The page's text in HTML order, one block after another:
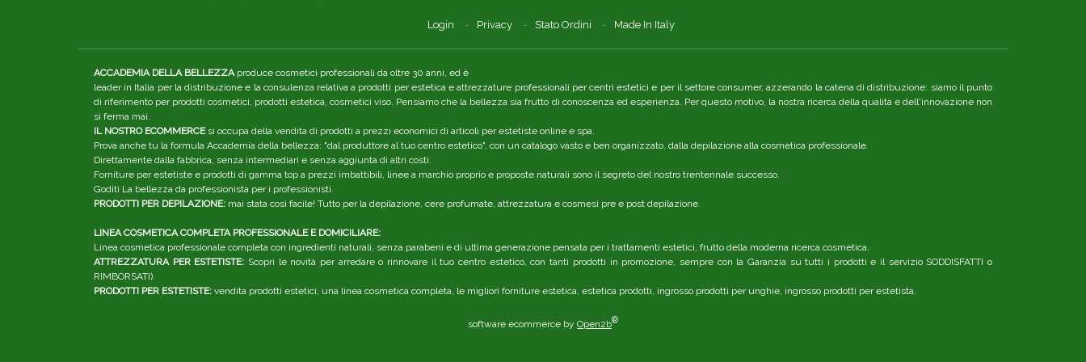
Login Privacy Stato Ordini Made In Italy
ACCADEMIA DELLA BELLEZZAproduce cosmetici professionali da oltre 30 anni, ed è
leader in Italia per la distribuzione e la consulenza relativa a prodotti per estetica e attrezzature professionali per centri estetici e per il settore consumer, azzerando la catena di distribuzione: siamo il punto
di riferimento per prodotti cosmetici, prodotti estetica, cosmetici viso. Pensiamo che la bellezza sia frutto di conoscenza ed esperienza. Per questo motivo, la nostra ricerca della qualità e dell'innovazione non
si ferma mai.
IL NOSTRO ECOMMERCEsi occupa della vendita di prodotti a prezzi economici di articoli per estetiste online e spa.
Prova anche tu la formula Accademia della bellezza: "dal produttore al tuo centro estetico", con un catalogo vasto e ben organizzato, dalla depilazione alla cosmetica professionale.
Direttamente dalla fabbrica, senza intermediari e senza aggiunta di altri costi.
Forniture per estetiste e prodotti di gamma top a prezzi imbattibili, linee a marchio proprio e proposte naturali sono il segreto del nostro trentennale successo.
Goditi La bellezza da professionista per i professionisti.
PRODOTTI PER DEPILAZIONE: mai stata così facile! Tutto per la depilazione, cere profumate, attrezzatura e cosmesi pre e post depilazione.
LINEA COSMETICA COMPLETA PROFESSIONALE E DOMICILIARE:
Linea cosmetica professionale completa con ingredienti naturali, senza parabeni e di ultima generazione pensata per i trattamenti estetici, frutto della moderna ricerca cosmetica.
ATTREZZATURA PER ESTETISTE: Scopri le novità per arredare o rinnovare il tuo centro estetico, con tanti prodotti in promozione, sempre con la Garanzia su tutti i prodotti e il servizio SODDISFATTI o
RIMBORSATI).
PRODOTTI PER ESTETISTE: vendita prodotti estetici, una linea cosmetica completa, le migliori forniture estetica, estetica prodotti, ingrosso prodotti per unghie, ingrosso prodotti per estetista.
software ecommerce by Open2b®